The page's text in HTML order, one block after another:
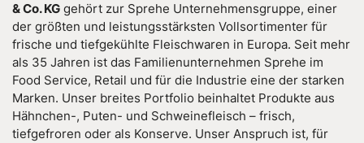
& Co. KG gehört zur Sprehe Unternehmensgruppe, einer
der größten und leistungsstärksten Vollsortimenter für
frische und tiefgekühlte Fleischwaren in Europa. Seit mehr
als 35 Jahren ist das Familienunternehmen Sprehe im
Food Service, Retail und für die Industrie eine der starken
Marken. Unser breites Portfolio beinhaltet Produkte aus
Hähnchen-, Puten- und Schweinefleisch – frisch,
tiefgefroren oder als Konserve. Unser Anspruch ist, für